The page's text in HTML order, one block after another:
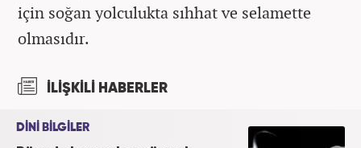
için soğan yolculukta sıhhat ve selamette
olmasıdır.
İLİŞKİLİ HABERLER
DİNİ BİLGİLER